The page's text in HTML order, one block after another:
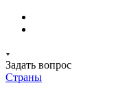
Задать вопрос
Страны